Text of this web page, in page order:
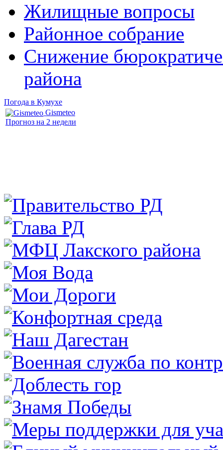
Жилищные вопросы
Районное собрание
Снижение
района
Погода в Кумухе
Gismeteo
Прогноз на 2 недели